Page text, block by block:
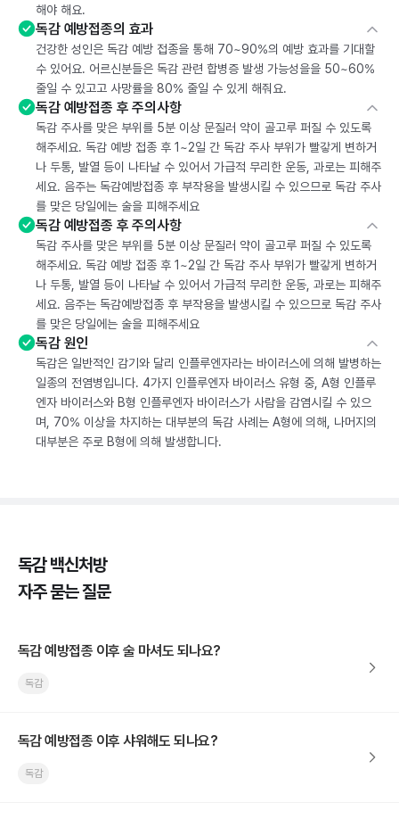
해야 해요.
독감 예방접종의 효과
건강한 성인은 독감 예방 접종을 통해 70~90%의 예방 효과를 기대할
수 있어요. 어르신분들은 독감 관련 합병증 발생 가능성을을 50~60%
줄일 수 있고고 사망률을 80% 줄일 수 있게 해줘요.
독감 예방접종 후 주의사항
독감 주사를 맞은 부위를 5분 이상 문질러 약이 골고루 퍼질 수 있도록
해주세요. 독감 예방 접종 후 1~2일 간 독감 주사 부위가 빨갛게 변하거
나 두통, 발열 등이 나타날 수 있어서 가급적 무리한 운동, 과로는 피해주
세요. 음주는 독감예방접종 후 부작용을 발생시킬 수 있으므로 독감 주사
를 맞은 당일에는 술을 피해주세요
독감 예방접종 후 주의사항
독감 주사를 맞은 부위를 5분 이상 문질러 약이 골고루 퍼질 수 있도록
해주세요. 독감 예방 접종 후 1~2일 간 독감 주사 부위가 빨갛게 변하거
나 두통, 발열 등이 나타날 수 있어서 가급적 무리한 운동, 과로는 피해주
세요. 음주는 독감예방접종 후 부작용을 발생시킬 수 있으므로 독감 주사
를 맞은 당일에는 술을 피해주세요
독감 원인
독감은 일반적인 감기와 달리 인플루엔자라는 바이러스에 의해 발병하는
일종의 전염병입니다. 4가지 인플루엔자 바이러스 유형 중, A형 인플루
엔자 바이러스와 B형 인플루엔자 바이러스가 사람을 감염시킬 수 있으
며, 70% 이상을 차지하는 대부분의 독감 사례는 A형에 의해, 나머지의
대부분은 주로 B형에 의해 발생합니다.
독감 백신처방
자주 묻는 질문
독감 예방접종 이후 술 마셔도 되나요?
독감
독감 예방접종 이후 샤워해도 되나요?
독감